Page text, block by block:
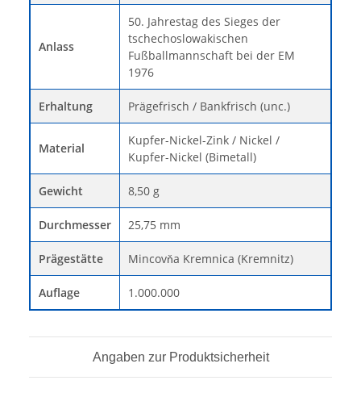
Anlass
50. Jahrestag des Sieges der
tschechoslowakischen
Fußballmannschaft bei der EM
1976
Erhaltung Prägefrisch / Bankfrisch (unc.)
Material
Kupfer-Nickel-Zink / Nickel /
Kupfer-Nickel (Bimetall)
Gewicht 8,50 g
Durchmesser 25,75 mm
Prägestätte Mincovňa Kremnica (Kremnitz)
Auflage 1.000.000
Angaben zur Produktsicherheit